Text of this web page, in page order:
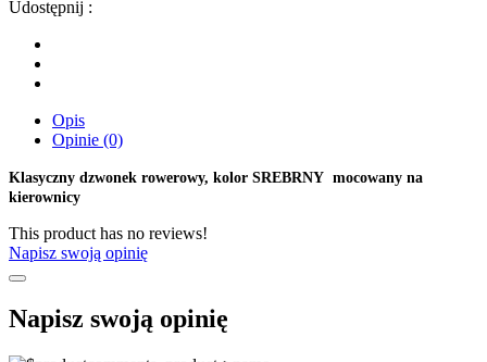
Udostępnij :
Opis
Opinie (0)
Klasyczny dzwonek rowerowy, kolor SREBRNY mocowany na
kierownicy
This product has no reviews!
Napisz swoją opinię
Napisz swoją opinię